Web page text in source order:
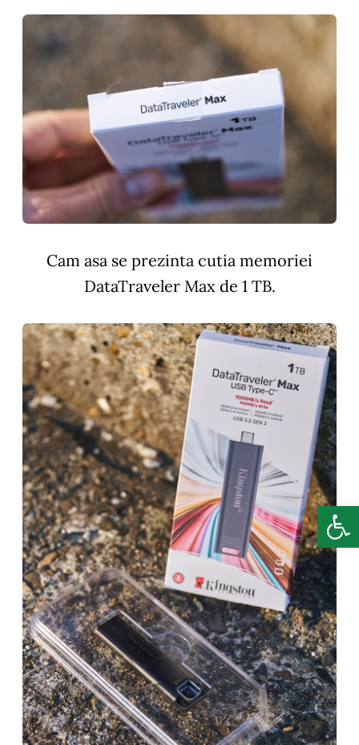
Cam asa se prezinta cutia memoriei
DataTraveler Max de 1 TB.